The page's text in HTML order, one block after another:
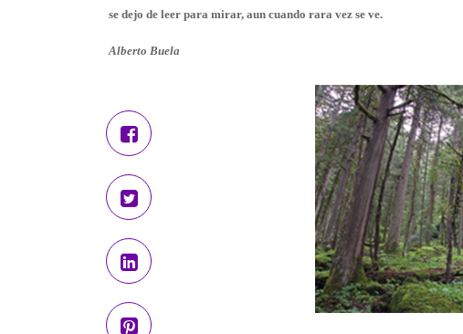
se dejo de leer para mirar, aun cuando rara vez se ve.
Alberto Buela